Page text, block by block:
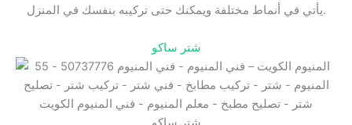
يأتي في أنماط مختلفة ويمكنك حتى تركيبه بنفسك في المنزل.
شتر ساكو